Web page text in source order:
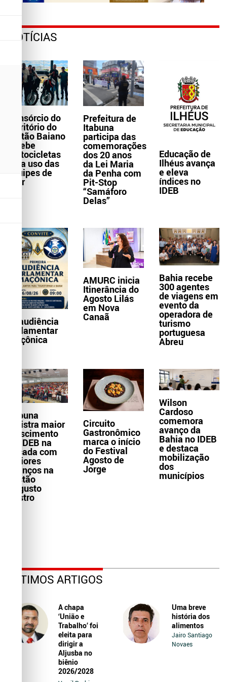
NOTÍCIAS
Consórcio do
Território do
Sertão Baiano
recebe
motocicletas
para uso das
equipes de
Ater
Prefeitura de
Itabuna
participa das
comemorações
dos 20 anos
da Lei Maria
da Penha com
Pit-Stop
“Samáforo
Delas”
Educação de
Ilhéus avança
e eleva
índices no
IDEB
1ª audiência
parlamentar
maçônica
AMURC inicia
Itinerância do
Agosto Lilás
em Nova
Canaã
Bahia recebe
300 agentes
de viagens em
evento da
operadora de
turismo
portuguesa
Abreu
Itabuna
registra maior
crescimento
do IDEB na
década com
maiores
avanços na
gestão
Augusto
Castro
Circuito
Gastronômico
marca o início
do Festival
Agosto de
Jorge
Wilson
Cardoso
comemora
avanço da
Bahia no IDEB
e destaca
mobilização
dos
municípios
ÚLTIMOS ARTIGOS
A chapa
‘União e
Trabalho’ foi
eleita para
dirigir a
Aljusba no
biênio
2026/2028
Uma breve
história dos
alimentos
Jairo Santiago
Novaes